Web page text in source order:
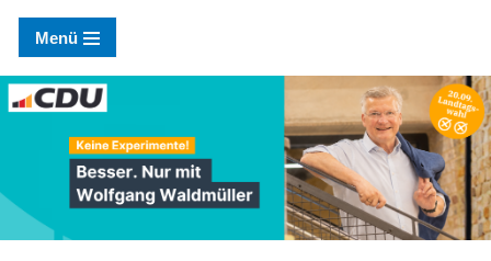
Zum
Inhalt
springen
Menü